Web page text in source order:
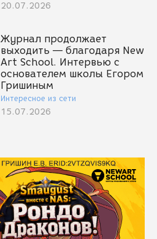
20.07.2026
Журнал продолжает
выходить — благодаря New
Art School. Интервью с
основателем школы Егором
Гришиным
Интересное из сети
15.07.2026